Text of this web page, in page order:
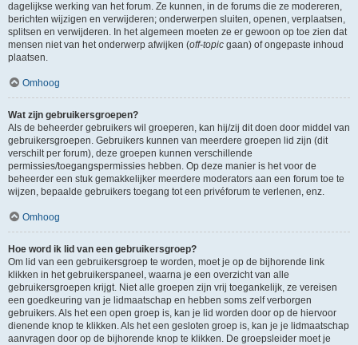
dagelijkse werking van het forum. Ze kunnen, in de forums die ze modereren,
berichten wijzigen en verwijderen; onderwerpen sluiten, openen, verplaatsen,
splitsen en verwijderen. In het algemeen moeten ze er gewoon op toe zien dat
mensen niet van het onderwerp afwijken (off-topic gaan) of ongepaste inhoud
plaatsen.
Omhoog
Wat zijn gebruikersgroepen?
Als de beheerder gebruikers wil groeperen, kan hij/zij dit doen door middel van
gebruikersgroepen. Gebruikers kunnen van meerdere groepen lid zijn (dit
verschilt per forum), deze groepen kunnen verschillende
permissies/toegangspermissies hebben. Op deze manier is het voor de
beheerder een stuk gemakkelijker meerdere moderators aan een forum toe te
wijzen, bepaalde gebruikers toegang tot een privéforum te verlenen, enz.
Omhoog
Hoe word ik lid van een gebruikersgroep?
Om lid van een gebruikersgroep te worden, moet je op de bijhorende link
klikken in het gebruikerspaneel, waarna je een overzicht van alle
gebruikersgroepen krijgt. Niet alle groepen zijn vrij toegankelijk, ze vereisen
een goedkeuring van je lidmaatschap en hebben soms zelf verborgen
gebruikers. Als het een open groep is, kan je lid worden door op de hiervoor
dienende knop te klikken. Als het een gesloten groep is, kan je je lidmaatschap
aanvragen door op de bijhorende knop te klikken. De groepsleider moet je